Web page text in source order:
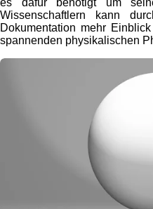
es dafür benötigt um
Wissenschaftlern kann
Dokumentation mehr
spannenden physikalischen